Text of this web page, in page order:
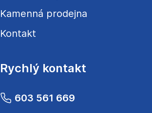
Kamenná prodejna
Kontakt
Rychlý kontakt
603 561 669